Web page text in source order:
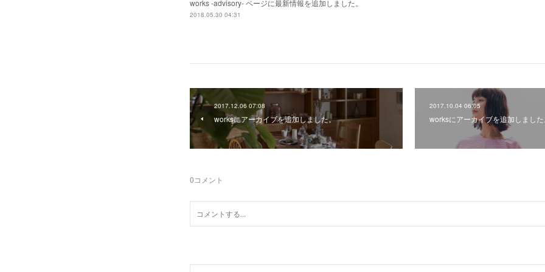
works -advisory- ページに最新情報を追加しました。
2018.05.30 04:31
2017.12.06 07:08
worksにアーカイブを追加しました。
2017.10.04 06:05
worksにアーカイブを追加しまし
0コメント